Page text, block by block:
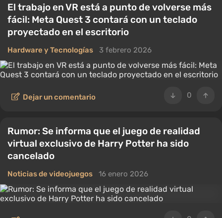
El trabajo en VR está a punto de volverse más
fácil: Meta Quest 3 contará con un teclado
proyectado en el escritorio
Hardware y Tecnologías 3 febrero 2026
0
Dejar un comentario
Rumor: Se informa que el juego de realidad
virtual exclusivo de Harry Potter ha sido
cancelado
Noticias de videojuegos 16 enero 2026